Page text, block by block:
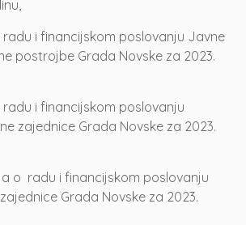
radu i financijskom poslovanju Javne
postrojbe Grada Novske za 2023.
radu i financijskom poslovanju
zajednice Grada Novske za 2023.
o radu i financijskom poslovanju
Grada Novske za 2023.